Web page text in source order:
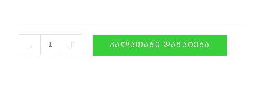
- + ᲙᲐᲚᲐᲗᲐᲨᲘ ᲓᲐᲛᲐᲢᲔᲑᲐ